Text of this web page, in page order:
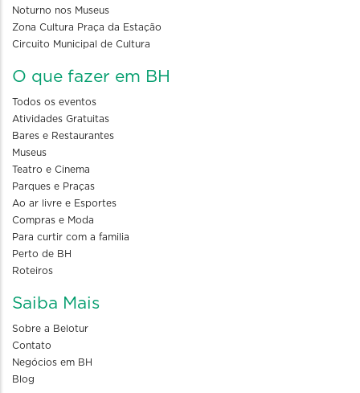
Noturno nos Museus
Zona Cultura Praça da Estação
Circuito Municipal de Cultura
O que fazer em BH
Todos os eventos
Atividades Gratuitas
Bares e Restaurantes
Museus
Teatro e Cinema
Parques e Praças
Ao ar livre e Esportes
Compras e Moda
Para curtir com a familia
Perto de BH
Roteiros
Saiba Mais
Sobre a Belotur
Contato
Negócios em BH
Blog